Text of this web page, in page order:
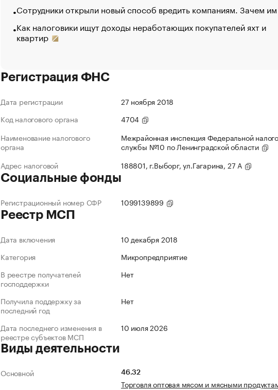
Сотрудники открыли новый способ вредить компаниям. Зачем
Как налоговики ищут доходы неработающих покупателей яхт и
квартир
Регистрация ФНС
Дата регистрации
27 ноября 2018
Код налогового органа
4704
Наименование налогового
органа
Межрайонная инспекция Федеральной
службы №10 по Ленинградской области
Адрес налоговой
188801, г.Выборг, ул.Гагарина, 27 А
Социальные фонды
Регистрационный номер СФР 1099139899
Реестр МСП
Дата включения
10 декабря 2018
Категория
Микропредприятие
В реестре получателей
господдержки
Нет
Получила поддержку за
последний год
Нет
Дата последнего изменения в
реестре субъектов МСП
10 июля 2026
Виды деятельности
Основной 46.32
Торговля оптовая мясом и мясными